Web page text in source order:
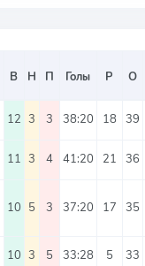
В Н П Голы Р О
12 3 3 38:20 18 39
11 3 4 41:20 21 36
10 5 3 37:20 17 35
10 3 5 33:28 5 33